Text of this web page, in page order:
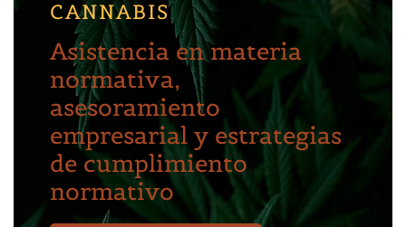
CANNABIS
Asistencia en materia
normativa,
asesoramiento
empresarial y estrategias
de cumplimiento
normativo